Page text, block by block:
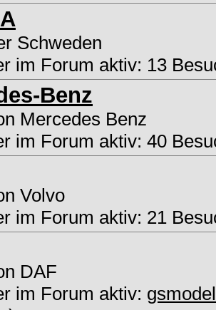
Schweden
im Forum aktiv: 13
Benz
Mercedes Benz
im Forum aktiv: 40
Volvo
im Forum aktiv: 21
DAF
im Forum aktiv: